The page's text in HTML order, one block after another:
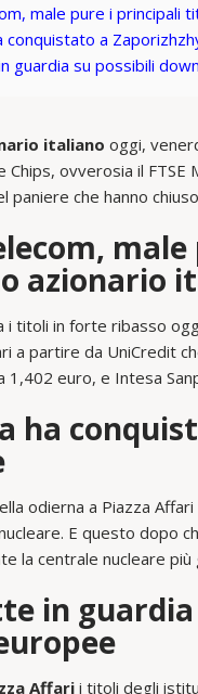
male pure i principali
conquistato a
guardia su possibili
italiano oggi,
Chips, ovverosia il
paniere che hanno
azionario
i titoli in forte ribasso
a partire da UniCredit
1,402 euro, e Intesa
ha
odierna a Piazza
E questo dopo
la centrale nucleare più
in
Affari i titoli degli